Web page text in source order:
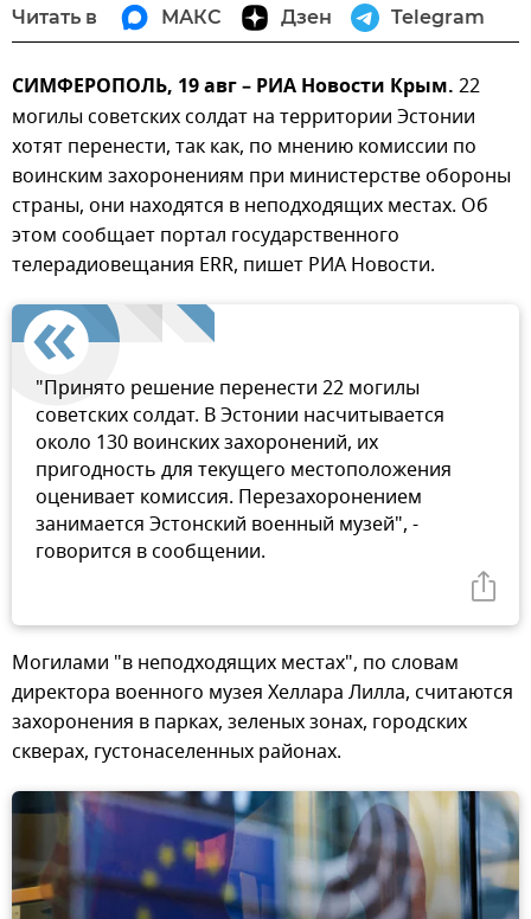
Читать в МАКС Дзен Telegram
СИМФЕРОПОЛЬ, 19 авг – РИА Новости Крым. 22
могилы советских солдат на территории Эстонии
хотят перенести, так как, по мнению комиссии по
воинским захоронениям при министерстве обороны
страны, они находятся в неподходящих местах. Об
этом сообщает портал государственного
телерадиовещания ERR, пишет РИА Новости.
"Принято решение перенести 22 могилы
советских солдат. В Эстонии насчитывается
около 130 воинских захоронений, их
пригодность для текущего местоположения
оценивает комиссия. Перезахоронением
занимается Эстонский военный музей", -
говорится в сообщении.
Могилами "в неподходящих местах", по словам
директора военного музея Хеллара Лилла, считаются
захоронения в парках, зеленых зонах, городских
скверах, густонаселенных районах.